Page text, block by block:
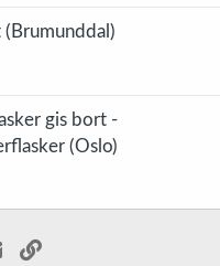
gis bort -
(Oslo)
E-post